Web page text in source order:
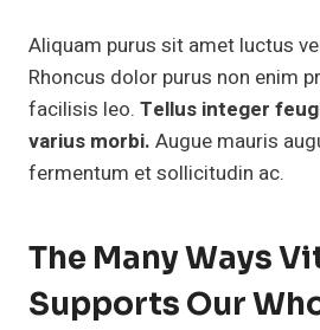
Aliquam purus sit amet luctus
Rhoncus dolor purus non enim
facilisis leo. Tellus integer
varius morbi. Augue mauris
fermentum et sollicitudin ac.
The Many Ways
Supports Our